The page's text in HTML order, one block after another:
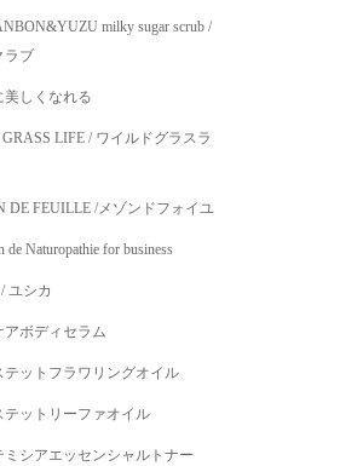
milky sugar scrub /
ラブ
美しくなれる
LIFE / ワイルドグラスラ
DE FEUILLE /メゾンドフォイユ
de Naturopathie for business
ユシカ
アボディセラム
テットフラワリングオイル
テットリーファオイル
ミシアエッセンシャルトナー